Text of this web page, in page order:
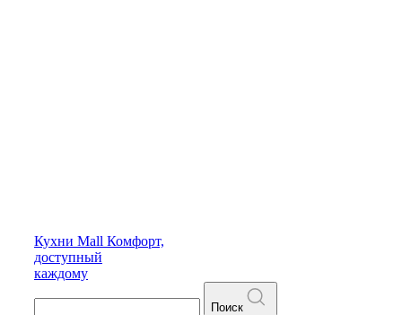
Кухни Mall Комфорт,
доступный
каждому
Поиск